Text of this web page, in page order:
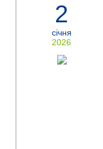
2
січня
2026